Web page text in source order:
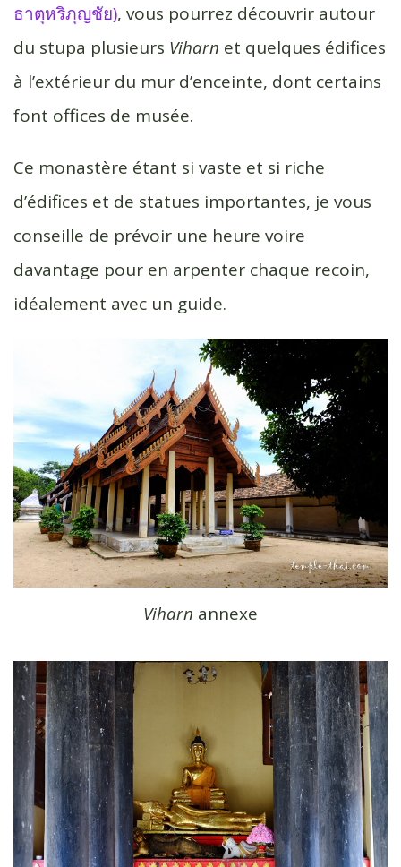
ธาตุหริภุญชัย), vous pourrez découvrir autour
du stupa plusieurs Viharn et quelques édifices
à l’extérieur du mur d’enceinte, dont certains
font offices de musée.
Ce monastère étant si vaste et si riche
d’édifices et de statues importantes, je vous
conseille de prévoir une heure voire
davantage pour en arpenter chaque recoin,
idéalement avec un guide.
Viharn annexe